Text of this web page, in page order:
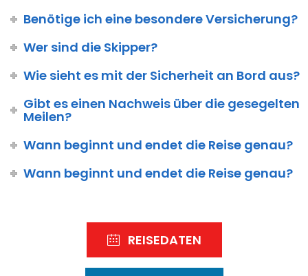
Benötige ich eine besondere Versicherung?
Wer sind die Skipper?
Wie sieht es mit der Sicherheit an Bord aus?
Gibt es einen Nachweis über die gesegelten
Meilen?
Wann beginnt und endet die Reise genau?
Wann beginnt und endet die Reise genau?
REISEDATEN